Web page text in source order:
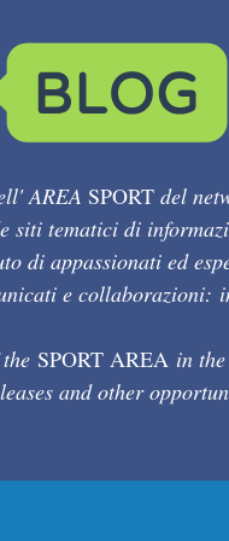
AREA SPORT del
siti tematici di
di appassionati ed
e collaborazioni:
SPORT AREA in
and other